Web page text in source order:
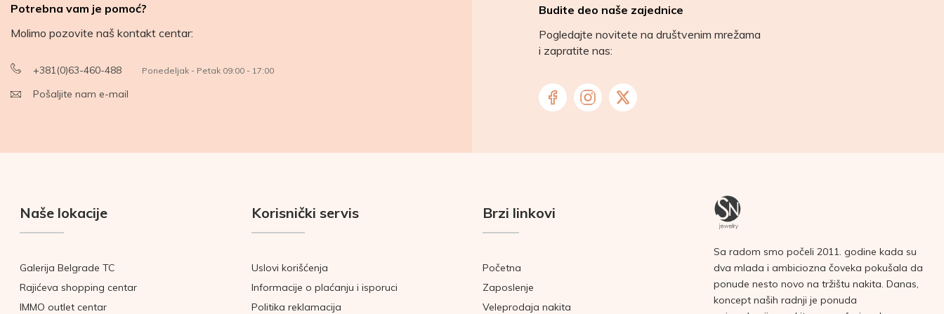
Potrebna vam je pomoć?
Molimo pozovite naš kontakt centar:
+381(0)63-460-488 Ponedeljak - Petak 09:00 - 17:00
Pošaljite nam e-mail
Budite deo naše zajednice
Pogledajte novitete na društvenim mrežama
i zapratite nas:
Naše lokacije
Galerija Belgrade TC
Rajićeva shopping centar
IMMO outlet centar
Korisnički servis
Uslovi korišćenja
Informacije o plaćanju i isporuci
Politika reklamacija
Brzi linkovi
Početna
Zaposlenje
Veleprodaja nakita
Sa radom smo počeli 2011. godine kada su
dva mlada i ambiciozna čoveka pokušala da
ponude nesto novo na tržištu nakita. Danas,
koncept naših radnji je ponuda